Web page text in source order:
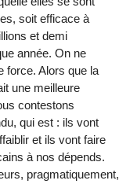
soit efficace à
et demi
année. On ne
force. Alors que la
une meilleure
contestons
qui est : ils vont
et ils vont faire
à nos dépends.
pragmatiquement,